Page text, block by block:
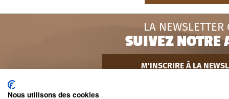
LA NEWSLETTER
SUIVEZ NOTRE
M'INSCRIRE À LA
Nous utilisons des cookies